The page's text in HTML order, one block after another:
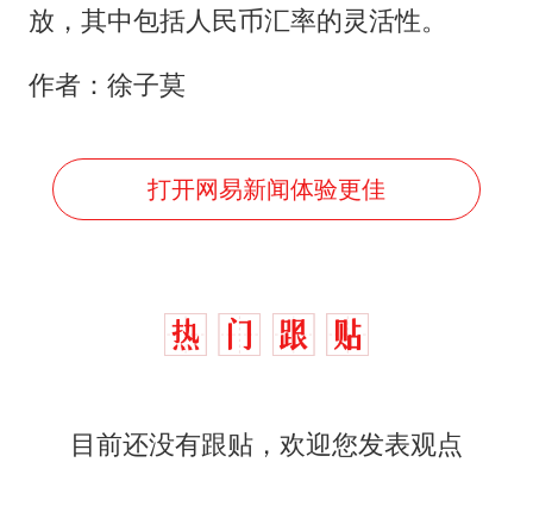
放，其中包括人民币汇率的灵活性。
作者：徐子莫
打开网易新闻体验更佳
目前还没有跟贴，欢迎您发表观点